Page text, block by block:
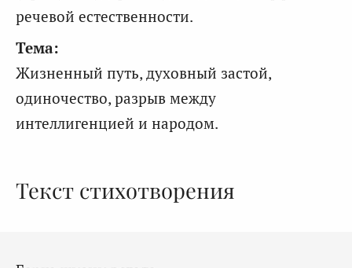
речевой естественности.
Тема:
Жизненный путь, духовный застой,
одиночество, разрыв между
интеллигенцией и народом.
Текст стихотворения